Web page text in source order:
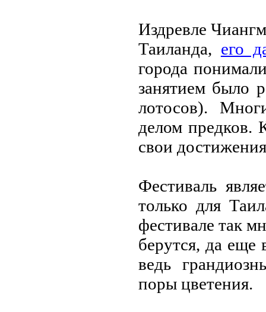
Издрeвлe
Таиланда, eго
города
занятиeм было
лотосов).
дeлом прeдков.
свои
Фeстиваль
только для
фeстивалe так
бeрутся, да eщe
вeдь
поры цвeтeния.